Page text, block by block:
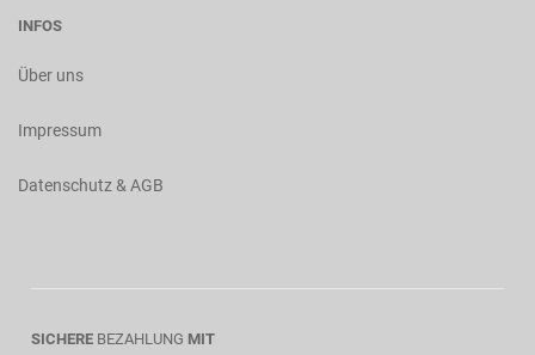
INFOS
Über uns
Impressum
Datenschutz & AGB
SICHERE BEZAHLUNG MIT